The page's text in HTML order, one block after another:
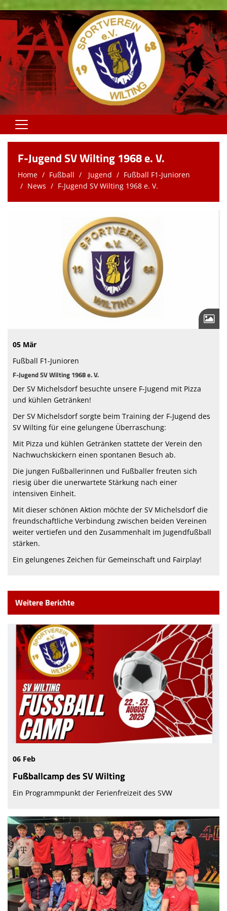
Home
Fußball
Volleyball
Spielstätten
Trainingszeiten
Kinder- Jugendschutzkonzept
Vorstandschaft
Mitgliedsbeiträge
Termine
Kontaktformular
F-Jugend SV Wilting 1968 e. V.
Home Fußball Jugend
Fußball F1-Junioren
News
F-Jugend SV Wilting 1968 e. V.
05 Mär
Fußball F1-Junioren
F-Jugend SV Wilting 1968 e. V.
Der SV Michelsdorf besuchte unsere F-Jugend mit Pizza
und kühlen Getränken!
Der SV Michelsdorf sorgte beim Training der F-Jugend des
SV Wilting für eine gelungene Überraschung:
Mit Pizza und kühlen Getränken stattete der Verein den
Nachwuchskickern einen spontanen Besuch ab.
Die jungen Fußballerinnen und Fußballer freuten sich
riesig über die unerwartete Stärkung nach einer
intensiven Einheit.
Mit dieser schönen Aktion möchte der SV Michelsdorf die
freundschaftliche Verbindung zwischen beiden Vereinen
weiter vertiefen und den Zusammenhalt im Jugendfußball
stärken.
Ein gelungenes Zeichen für Gemeinschaft und Fairplay!
Weitere Berichte
06 Feb
Fußballcamp des SV Wilting
Ein Programmpunkt der Ferienfreizeit des SVW